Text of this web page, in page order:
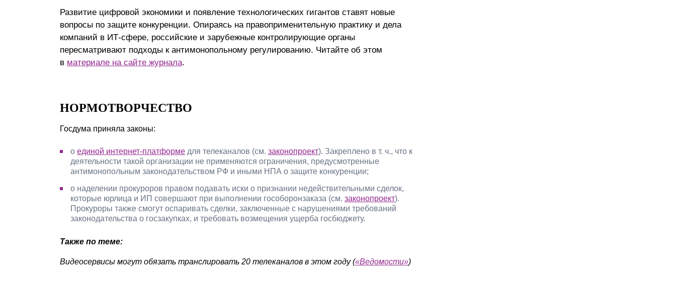
Развитие цифровой экономики и появление технологических гигантов ставят новые
вопросы по защите конкуренции. Опираясь на правоприменительную практику и дела
компаний в ИТ-сфере, российские и зарубежные контролирующие органы
пересматривают подходы к антимонопольному регулированию. Читайте об этом
в материале на сайте журнала.
НОРМОТВОРЧЕСТВО
Госдума приняла законы:
о единой интернет-платформе для телеканалов (см. законопроект). Закреплено в т. ч., что к
деятельности такой организации не применяются ограничения, предусмотренные
антимонопольным законодательством РФ и иными НПА о защите конкуренции;
о наделении прокуроров правом подавать иски о признании недействительными сделок,
которые юрлица и ИП совершают при выполнении гособоронзаказа (см. законопроект).
Прокуроры также смогут оспаривать сделки, заключенные с нарушениями требований
законодательства о госзакупках, и требовать возмещения ущерба госбюджету.
Также по теме:
Видеосервисы могут обязать транслировать 20 телеканалов в этом году («Ведомости»)